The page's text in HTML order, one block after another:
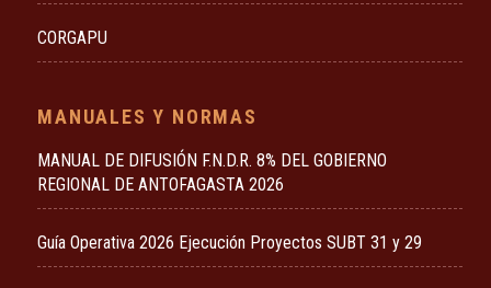
CORGAPU
MANUALES Y NORMAS
MANUAL DE DIFUSIÓN F.N.D.R. 8% DEL GOBIERNO
REGIONAL DE ANTOFAGASTA 2026
Guía Operativa 2026 Ejecución Proyectos SUBT 31 y 29